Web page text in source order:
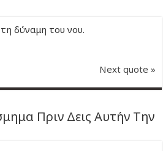
τη δύναμη του νου.
Next quote »
Πριν Δεις Αυτήν Την